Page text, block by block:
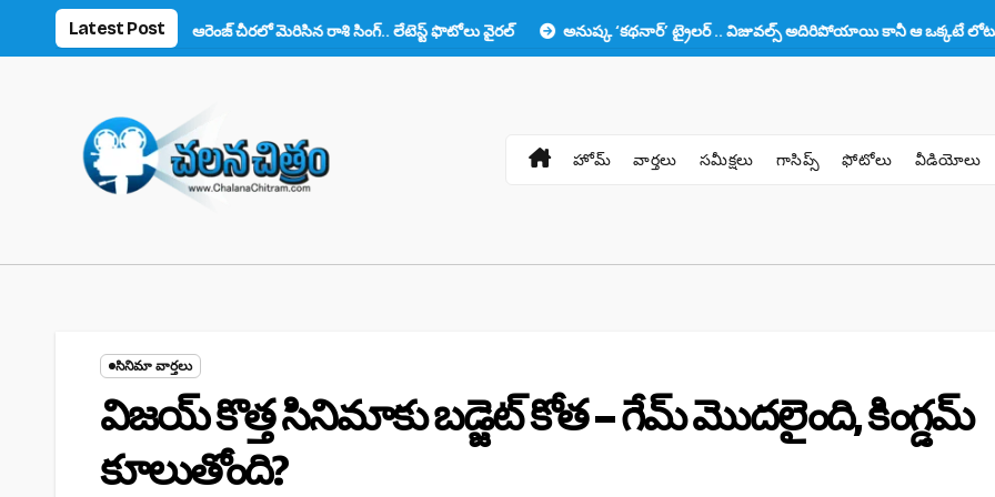
Latest Post
ఆరెంజ్ చీరలో మెరిసిన రాశి సింగ్.. లేటెస్ట్ ఫొటోలు వైరల్ అనుష్క ‘కథనార్’ ట్రైలర్ .. విజువల్స్ అదిరిపోయాయి కానీ ఆ ఒక్కటే లోటు!!
హోమ్ వార్తలు సమీక్షలు గాసిప్స్ ఫోటోలు వీడియోలు
సినిమా వార్తలు
విజయ్ కొత్త సినిమాకు బడ్జెట్ కోత – గేమ్ మొదలైంది, కింగ్డమ్
కూలుతోంది?